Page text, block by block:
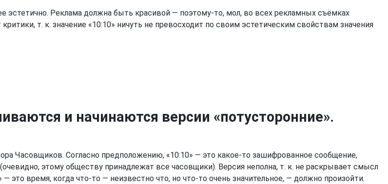
эстетично. Реклама должна быть красивой — поэтому-то, мол, во всех рекламных съёмках
т. к. значение «10:10» ничуть не превосходит по своим эстетическим свойствам значения
и начинаются версии «потусторонние».
Часовщиков. Согласно предположению, «10:10» — это какое-то зашифрованное сообщение,
этому обществу принадлежат все часовщики). Версия неполна, т. к. не раскрывает смысл
это время, когда что-то — неизвестно что, но что-то очень значительное, — должно произойти.